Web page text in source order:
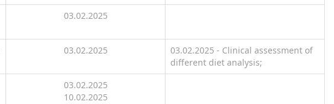
03.02.2025
03.02.2025
03.02.2025 - Clinical assessment of
different diet analysis;
03.02.2025
10.02.2025